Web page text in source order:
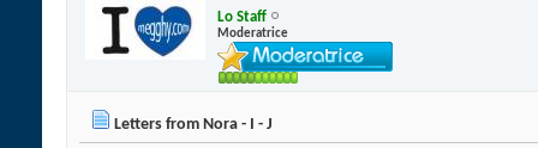
Lo Staff
Moderatrice
Letters from Nora - I - J